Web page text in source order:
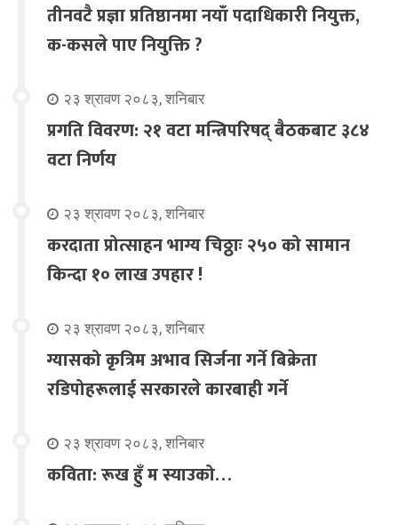
तीनवटै प्रज्ञा प्रतिष्ठानमा नयाँ पदाधिकारी नियुक्त,
क-कसले पाए नियुक्ति ?
२३ श्रावण २०८३, शनिबार
प्रगति विवरण: २१ वटा मन्त्रिपरिषद् बैठकबाट ३८४
वटा निर्णय
२३ श्रावण २०८३, शनिबार
करदाता प्रोत्साहन भाग्य चिठ्ठाः २५० को सामान
किन्दा १० लाख उपहार !
२३ श्रावण २०८३, शनिबार
ग्यासको कृत्रिम अभाव सिर्जना गर्ने बिक्रेता
रडिपोहरूलाई सरकारले कारबाही गर्ने
२३ श्रावण २०८३, शनिबार
कविता: रूख हुँ म स्याउको…